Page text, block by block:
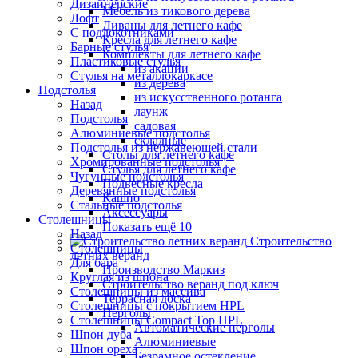
Мебель из тикового дерева
Диваны для летнего кафе
Кресла для летнего кафе
Комплекты для летнего кафе
из акации
из дерева
из искусственного ротанга
лаунж
садовая
складные
Столы для летнего кафе
Стулья для летнего кафе
Подвесные кресла
Кашпо
Аксессуары
Показать ещё 10
Строительство
летних веранд
Производство Маркиз
Строительство веранд под ключ
Террасная доска
Перголы
Автоматические перголы
Алюминиевые
Дизайнерские
Лофт
С подлокотниками
Барные стулья
Пластиковые стулья
Стулья на металлокаркасе
Подстолья
Назад
Подстолья
Алюминиевые подстолья
Подстолья из нержавеющей стали
Хромированные подстолья
Чугунные подстолья
Деревянные подстолья
Стальные подстолья
Столешницы
Назад
Столешницы
Для бара
Круглая из шпона
Столешницы из массива
Столешницы с покрытием HPL
Столешницы Сompact Top HPL
Шпон дуба
Шпон ореха